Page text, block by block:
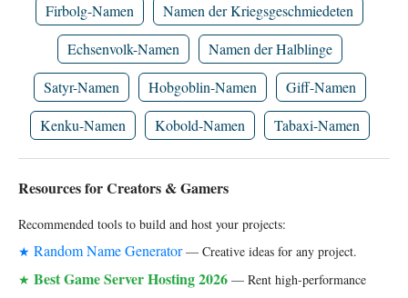
Firbolg-Namen
Namen der Kriegsgeschmiedeten
Echsenvolk-Namen
Namen der Halblinge
Satyr-Namen
Hobgoblin-Namen
Giff-Namen
Kenku-Namen
Kobold-Namen Tabaxi-Namen
Resources for Creators & Gamers
Recommended tools to build and host your projects:
★ Random Name Generator— Creative ideas for any project.
★ Best Game Server Hosting 2026 — Rent high-performance